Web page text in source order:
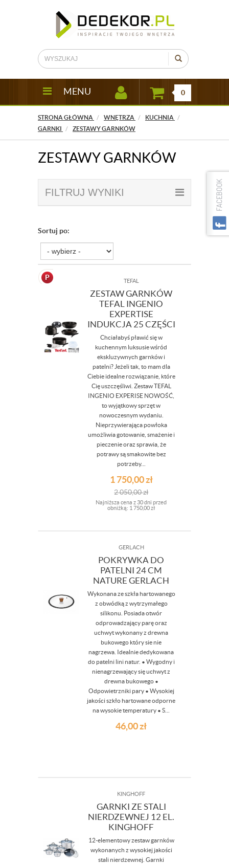
MENU 0
STRONA GŁÓWNA WNĘTRZA
KUCHNIA
GARNKI
ZESTAWY GARNKÓW
ZESTAWY GARNKÓW
FILTRUJ WYNIKI
Sortuj po:
TEFAL
ZESTAW GARNKÓW
TEFAL INGENIO
EXPERTISE
INDUKCJA 25 CZĘŚCI
Chciałabyś pławić się w
kuchennym luksusie wśród
ekskluzywnych garnków i
patelni? Jeżeli tak, to mam dla
Ciebie idealne rozwiązanie, które
Cię uszczęśliwi. Zestaw TEFAL
INGENIO EXPERISE NOWOŚĆ,
to wyjątkowy sprzęt w
nowoczesnym wydaniu.
Nieprzywierająca powłoka
umożliwia gotowanie, smażenie i
pieczenie oraz sprawia, że
potrawy są smakowite bez
potrzeby...
1 750,00zł
2 050,00zł
Najniższa cena z 30 dni przed
obniżką: 1 750,00 zł
GERLACH
POKRYWKA DO
PATELNI 24 CM
NATURE GERLACH
Wykonana ze szkła hartowanego
z obwódką z wytrzymałego
silikonu. Posiada otwór
odprowadzający parę oraz
uchwyt wykonany z drewna
bukowego który sie nie
nagrzewa. Idealnie dedykowana
do patelni lini natur. • Wygodny i
nienagrzewający się uchwyt z
drewna bukowego •
Odpowietrzniki pary • Wysokiej
jakości szkło hartowane odporne
na wysokie temperatury • S...
46,00zł
KINGHOFF
GARNKI ZE STALI
NIERDZEWNEJ 12 EL.
KINGHOFF
12-elementowy zestaw garnków
wykonanych z wysokiej jakości
stali nierdzewnej. Garnki